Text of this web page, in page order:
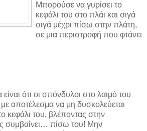
Μπορούσε να γυρίσει το
κεφάλι του στο πλάι και σιγά
σιγά μέχρι πίσω στην πλάτη,
σε μια περιστροφή που φτάνει
ότι οι σπόνδυλοι στο λαιμό του
με αποτέλεσμα να μη δυσκολεύεται
κεφάλι του, βλέποντας στην
συμβαίνει… πίσω του! Μην